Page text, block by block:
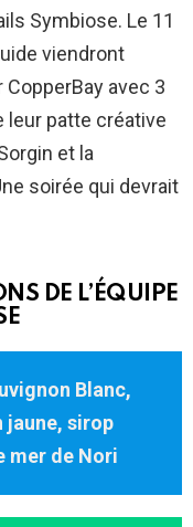
Symbiose. Le 11
viendront
avec 3
patte créative
et la
soirée qui devrait
DE L’ÉQUIPE
Blanc,
jaune, sirop
mer de Nori